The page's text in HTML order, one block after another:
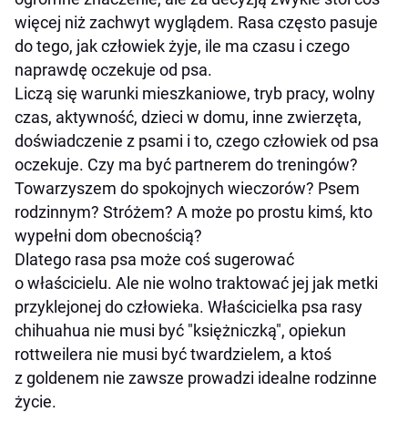
więcej niż zachwyt wyglądem. Rasa często pasuje
do tego, jak człowiek żyje, ile ma czasu i czego
naprawdę oczekuje od psa.
Liczą się warunki mieszkaniowe, tryb pracy, wolny
czas, aktywność, dzieci w domu, inne zwierzęta,
doświadczenie z psami i to, czego człowiek od psa
oczekuje. Czy ma być partnerem do treningów?
Towarzyszem do spokojnych wieczorów? Psem
rodzinnym? Stróżem? A może po prostu kimś, kto
wypełni dom obecnością?
Dlatego rasa psa może coś sugerować
o właścicielu. Ale nie wolno traktować jej jak metki
przyklejonej do człowieka. Właścicielka psa rasy
chihuahua nie musi być "księżniczką", opiekun
rottweilera nie musi być twardzielem, a ktoś
z goldenem nie zawsze prowadzi idealne rodzinne
życie.